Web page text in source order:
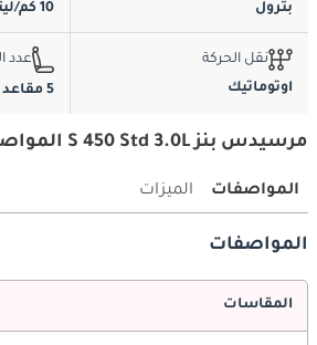
بترول 10 كم/ليتر
نقل الحركة
اوتوماتيك
عدد
5 مقاعد
مرسيدس بنز S 450 Std 3.0L المواصفات والميزات
المواصفات الميزات
المواصفات
المقاسات